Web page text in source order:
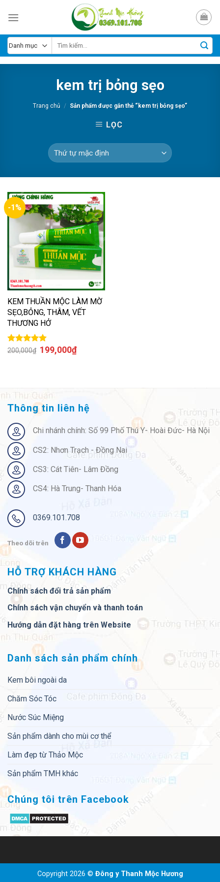
kem trị bỏng sẹo
Trang chủ / Sản phẩm được gắn thẻ “kem trị bỏng sẹo”
LỌC
-1%
KEM THUẦN MỘC LÀM MỜ
SẸO,BỎNG, THÂM, VẾT
THƯƠNG HỞ
Được xếp
200,000₫ 199,000₫
Thông tin liên hệ
Chi nhánh chính: Số 99 Phố Thú Y- Hoài Đức- Hà Nội
CS2: Nhơn Trạch - Đồng Nai
CS3: Cát Tiên- Lâm Đồng
CS4: Hà Trung- Thanh Hóa
0369.101.708
Theo dõi trên
HỖ TRỢ KHÁCH HÀNG
Chính sách đổi trả sản phẩm
Chính sách vận chuyển và thanh toán
Hướng dẫn đặt hàng trên Website
Danh sách sản phẩm chính
Kem bôi ngoài da
Chăm Sóc Tóc
Nước Súc Miệng
Sản phẩm dành cho mùi cơ thể
Làm đẹp từ Thảo Mộc
Sản phẩm TMH khác
Chúng tôi trên Facebook
Copyright 2026 © Đông y Thanh Mộc Hương